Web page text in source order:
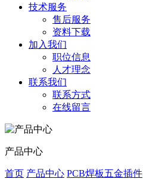
技术服务
售后服务
资料下载
加入我们
职位信息
人才理念
联系我们
联系方式
在线留言
产品中心
首页 产品中心 PCB焊板五金插件